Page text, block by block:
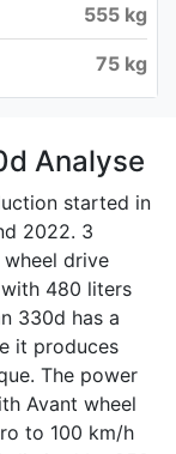
555 kg
75 kg
Analyse
started in
2022. 3
drive
480 liters
330d has a
it produces
The power
Avant wheel
to 100 km/h